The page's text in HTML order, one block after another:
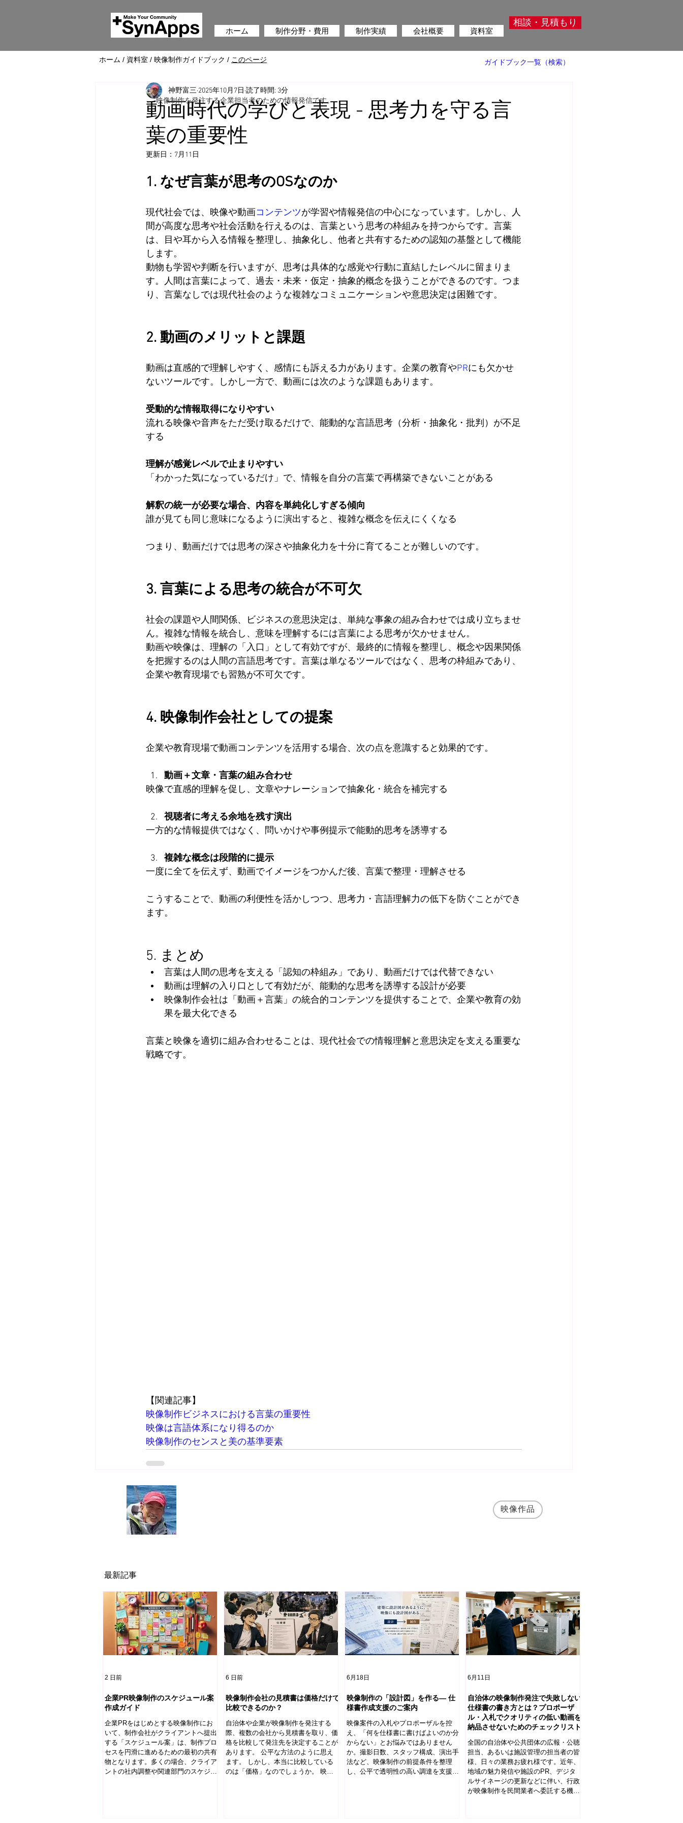
ホーム 制作分野・費用 制作実績 会社概要 資料室
相談・見積もり
ホーム / 資料室 / 映像制作ガイドブック / このページ ガイドブック一覧（検索）
動画時代の学びと表現 - 思考力を守る言
葉の重要性
神野富三 2025年10月7日 読了時間: 3分
更新日： 7月11日
1. なぜ言葉が思考のOSなのか
現代社会では、映像や動画コンテンツが学習や情報発信の中心になっています。しかし、人
間が高度な思考や社会活動を行えるのは、言葉という思考の枠組みを持つからです。言葉
は、目や耳から入る情報を整理し、抽象化し、他者と共有するための認知の基盤として機能
します。
動物も学習や判断を行いますが、思考は具体的な感覚や行動に直結したレベルに留まりま
す。人間は言葉によって、過去・未来・仮定・抽象的概念を扱うことができるのです。つま
り、言葉なしでは現代社会のような複雑なコミュニケーションや意思決定は困難です。
2. 動画のメリットと課題
動画は直感的で理解しやすく、感情にも訴える力があります。企業の教育やPRにも欠かせ
ないツールです。しかし一方で、動画には次のような課題もあります。
受動的な情報取得になりやすい
流れる映像や音声をただ受け取るだけで、能動的な言語思考（分析・抽象化・批判）が不足
する
理解が感覚レベルで止まりやすい
「わかった気になっているだけ」で、情報を自分の言葉で再構築できないことがある
解釈の統一が必要な場合、内容を単純化しすぎる傾向
誰が見ても同じ意味になるように演出すると、複雑な概念を伝えにくくなる
つまり、動画だけでは思考の深さや抽象化力を十分に育てることが難しいのです。
3. 言葉による思考の統合が不可欠
社会の課題や人間関係、ビジネスの意思決定は、単純な事象の組み合わせでは成り立ちませ
ん。複雑な情報を統合し、意味を理解するには言葉による思考が欠かせません。
動画や映像は、理解の「入口」として有効ですが、最終的に情報を整理し、概念や因果関係
を把握するのは人間の言語思考です。言葉は単なるツールではなく、思考の枠組みであり、
企業や教育現場でも習熟が不可欠です。
4. 映像制作会社としての提案
企業や教育現場で動画コンテンツを活用する場合、次の点を意識すると効果的です。
動画＋文章・言葉の組み合わせ
映像で直感的理解を促し、文章やナレーションで抽象化・統合を補完する
視聴者に考える余地を残す演出
一方的な情報提供ではなく、問いかけや事例提示で能動的思考を誘導する
複雑な概念は段階的に提示
一度に全てを伝えず、動画でイメージをつかんだ後、言葉で整理・理解させる
こうすることで、動画の利便性を活かしつつ、思考力・言語理解力の低下を防ぐことができ
ます。
5. まとめ
言葉は人間の思考を支える「認知の枠組み」であり、動画だけでは代替できない
動画は理解の入り口として有効だが、能動的な思考を誘導する設計が必要
映像制作会社は「動画＋言葉」の統合的コンテンツを提供することで、企業や教育の効
果を最大化できる
言葉と映像を適切に組み合わせることは、現代社会での情報理解と意思決定を支える重要な
戦略です。
【関連記事】
映像制作ビジネスにおける言葉の重要性
映像は言語体系になり得るのか
映像制作のセンスと美の基準要素
映像制作を発注する企業担当者のための情報発信です。
映像作品
最新記事
企業PR映像制作のスケジュール案
作成ガイド
企業PRをはじめとする映像制作にお
いて、制作会社がクライアントへ提出
する「スケジュール案」は、制作プロ
セスを円滑に進めるための最初の共有
物となります。多くの場合、クライア
ントの社内調整や関連部門のスケジュ
2 日前
映像制作会社の見積書は価格だけで
比較できるのか？
自治体や企業が映像制作を発注する
際、複数の会社から見積書を取り、価
格を比較して発注先を決定することが
あります。 公平な方法のように思え
ます。 しかし、本当に比較している
のは「価格」なのでしょうか。 映像
6 日前
映像制作の「設計図」を作る― 仕
様書作成支援のご案内
映像案件の入札やプロポーザルを控
え、「何を仕様書に書けばよいのか分
からない」とお悩みではありません
か。撮影日数、スタッフ構成、演出手
法など、映像制作の前提条件を整理
し、公平で透明性の高い調達を支援し
6月18日
自治体の映像制作発注で失敗しない
仕様書の書き方とは？プロポーザ
ル・入札でクオリティの低い動画を
納品させないためのチェックリスト
全国の自治体や公共団体の広報・公聴
担当、あるいは施設管理の担当者の皆
様、日々の業務お疲れ様です。近年、
地域の魅力発信や施設のPR、デジタ
ルサイネージの更新などに伴い、行政
が映像制作を民間業者へ委託する機会
6月11日